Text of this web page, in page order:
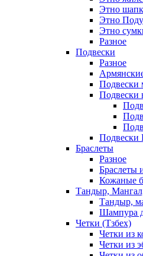
Этно
Этно
Этно
Разное
Подвески
Разное
Подвески
Подвески
Подвески
Браслеты
Разное
Браслеты
Кожаные
Тандыр,
Тандыр,
Шампура
Четки (Тзбех)
Четки из
Четки из